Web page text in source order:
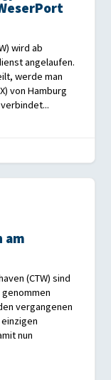
wird ab
angelaufen.
werde man
von Hamburg
am
(CTW) sind
vergangenen
nun